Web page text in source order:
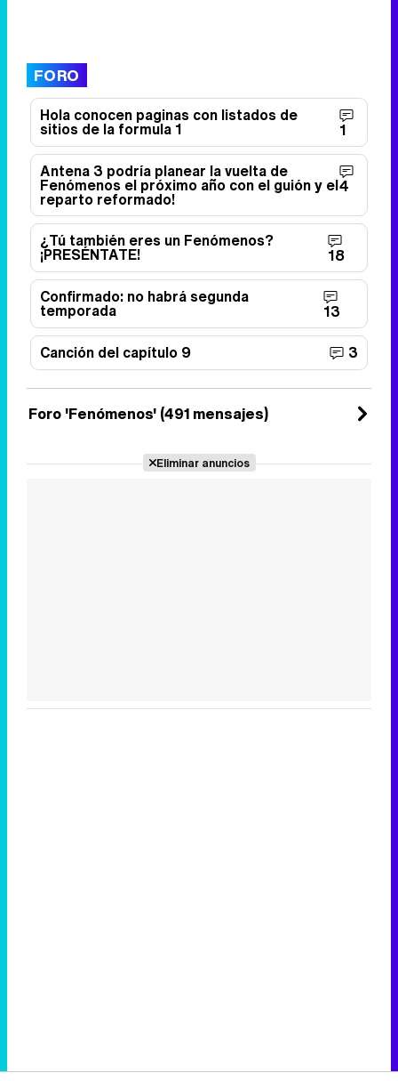
FORO
Hola conocen paginas con listados de
sitios de la formula 1
1
Antena 3 podría planear la vuelta de
Fenómenos el próximo año con el guión y el
reparto reformado!
4
¿Tú también eres un Fenómenos?
¡PRESÉNTATE!
18
Confirmado: no habrá segunda
temporada
13
Canción del capítulo 9
3
Foro 'Fenómenos' (491 mensajes)
Eliminar anuncios